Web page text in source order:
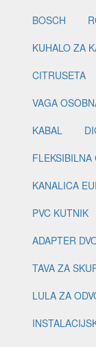
BOSCH
KUHALO ZA
CITRUSETA
VAGA
KABAL
FLEKSIBILNA
KANALICA
PVC KUTNIK
ADAPTER
TAVA ZA
LULA ZA